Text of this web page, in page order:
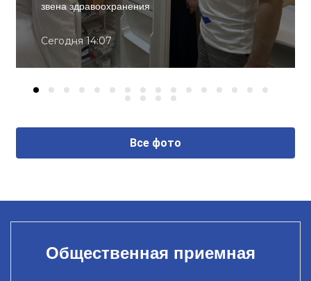
звена здравоохранения
Сегодня 14:07
Все фото
Общественная приемная